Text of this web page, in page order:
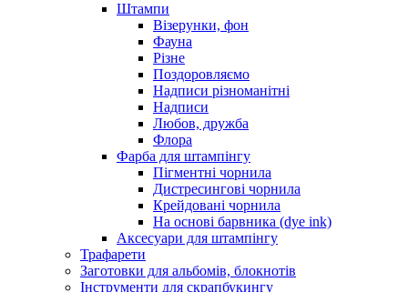
Штампи
Візерунки, фон
Фауна
Різне
Поздоровляємо
Надписи різноманітні
Надписи
Любов, дружба
Флора
Фарба для штампінгу
Пігментні чорнила
Дистресингові чорнила
Крейдовані чорнила
На основі барвника (dye ink)
Аксесуари для штампінгу
Трафарети
Заготовки для альбомів, блокнотів
Інструменти для скрапбукингу